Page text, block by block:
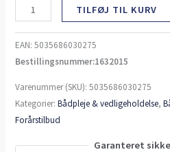
TILFØJ TIL KURV
EAN:5035686030275
Bestillingsnummer:1632015
Varenummer (SKU):5035686030275
Kategorier:Bådpleje & vedligeholdelse,
Forårstilbud
Garanteret